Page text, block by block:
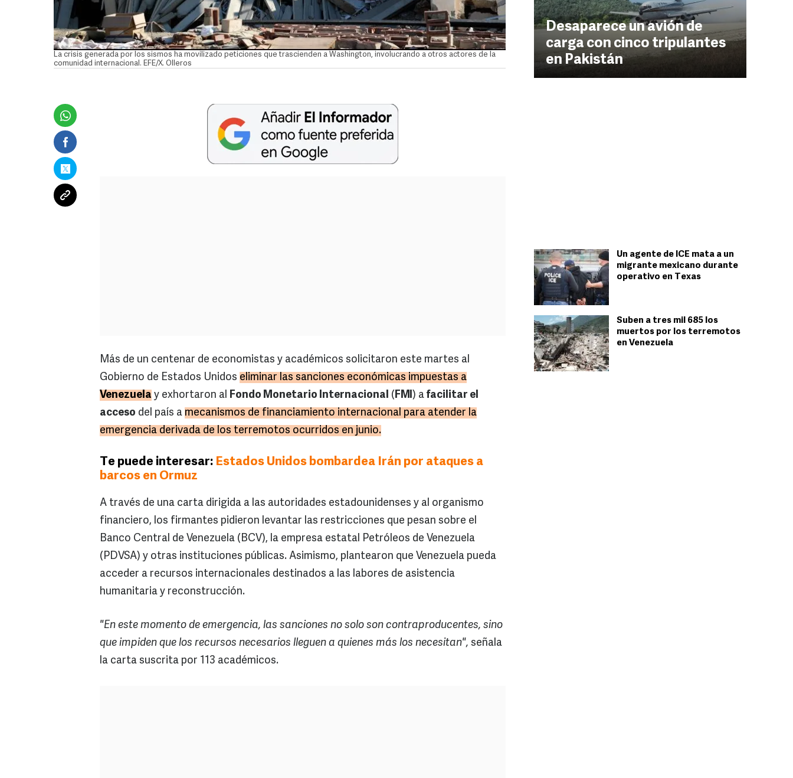
Desaparece un avión de
carga con cinco tripulantes
en Pakistán
Un agente de ICE mata a un
migrante mexicano durante
operativo en Texas
Suben a tres mil 685 los
muertos por los terremotos
en Venezuela
La crisis generada por los sismos ha movilizado peticiones que trascienden a Washington, involucrando a otros actores de la
comunidad internacional. EFE/X. Olleros
Más de un centenar de economistas y académicos solicitaron este martes al
Gobierno de Estados Unidos eliminar las sanciones económicas impuestas a
Venezuela y exhortaron al Fondo Monetario Internacional (FMI) a facilitar el
acceso del país a mecanismos de financiamiento internacional para atender la
emergencia derivada de los terremotos ocurridos en junio.
Te puede interesar: Estados Unidos bombardea Irán por ataques a
barcos en Ormuz
A través de una carta dirigida a las autoridades estadounidenses y al organismo
financiero, los firmantes pidieron levantar las restricciones que pesan sobre el
Banco Central de Venezuela (BCV), la empresa estatal Petróleos de Venezuela
(PDVSA) y otras instituciones públicas. Asimismo, plantearon que Venezuela pueda
acceder a recursos internacionales destinados a las labores de asistencia
humanitaria y reconstrucción.
"En este momento de emergencia, las sanciones no solo son contraproducentes, sino
que impiden que los recursos necesarios lleguen a quienes más los necesitan", señala
la carta suscrita por 113 académicos.